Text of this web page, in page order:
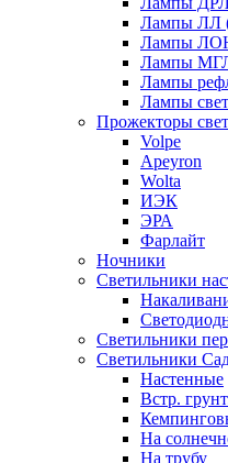
Лампы ЛЛ
Лампы
Лампы МГЛ
Лампы
Лампы
Прожекторы
Volpe
Apeyron
Wolta
ИЭК
ЭРА
Фарлайт
Ночники
Светильники
Светильники
Светильники
Настенные
Встр.
На
На трубу